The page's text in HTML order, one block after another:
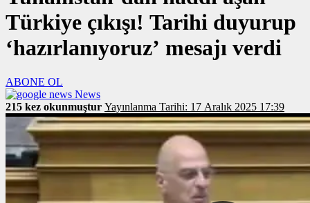
Türkiye çıkışı! Tarihi duyurup
‘hazırlanıyoruz’ mesajı verdi
ABONE OL
News
215 kez okunmuştur Yayınlanma Tarihi: 17 Aralık 2025 17:39